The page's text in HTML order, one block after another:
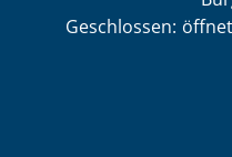
Klicken, um
Geschlossen: